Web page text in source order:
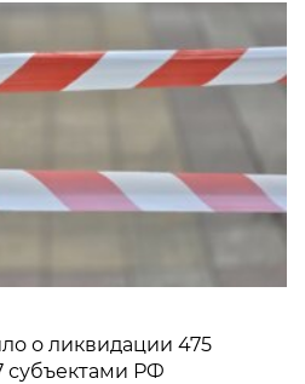
о ликвидации 475
субъектами РФ